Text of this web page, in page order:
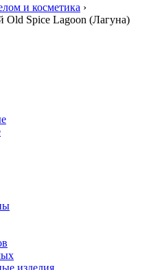
и косметика ›
Old Spice Lagoon (Лагуна)
изделия